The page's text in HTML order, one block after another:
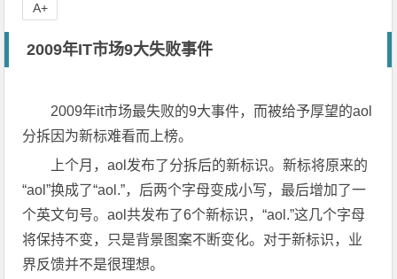
2009年IT市场9大失败事件
2009年it市场最失败的9大事件，而被给予厚望的aol
分拆因为新标难看而上榜。
上个月，aol发布了分拆后的新标识。新标将原来的
“aol”换成了“aol.”，后两个字母变成小写，最后增加了一
个英文句号。aol共发布了6个新标识，“aol.”这几个字母
将保持不变，只是背景图案不断变化。对于新标识，业
界反馈并不是很理想。
A+